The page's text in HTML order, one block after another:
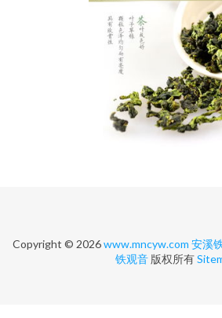
Copyright © 2026www.mncyw.com 安溪
铁观音版权所有